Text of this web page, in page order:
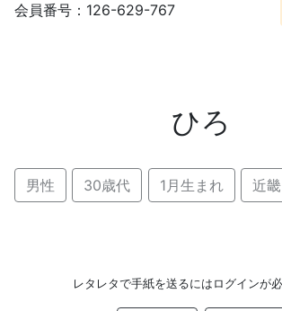
会員番号：126-629-767
ひろ
男性 30歳代 1月生まれ 近畿
レタレタで手紙を送るにはログインが必